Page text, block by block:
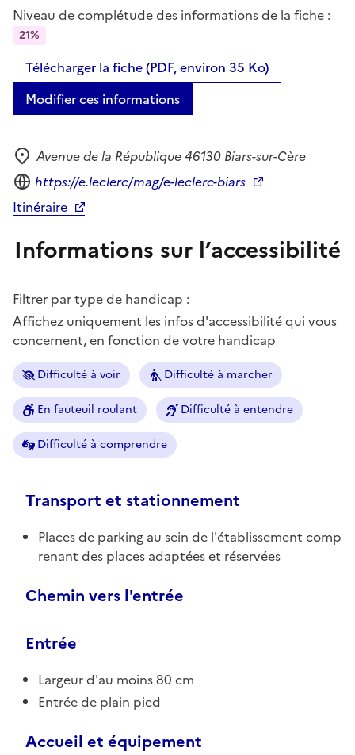
Niveau de complétude des informations de la fiche :
21%
Télécharger la fiche (PDF, environ 35 Ko)
Modifier ces informations
Adresse
Avenue de la République 46130 Biars-sur-Cère
Site internet
https://e.leclerc/mag/e-leclerc-biars
Itinéraire
Informations sur l’accessibilité
Filtrer par type de handicap :
Affichez uniquement les infos d'accessibilité qui vous
concernent, en fonction de votre handicap
Difficulté à voir Difficulté à marcher
En fauteuil roulant Difficulté à entendre
Difficulté à comprendre
Transport et stationnement
Places de parking au sein de l'établissement comp
renant des places adaptées et réservées
Chemin vers l'entrée
Entrée
Largeur d'au moins 80 cm
Entrée de plain pied
Accueil et équipement